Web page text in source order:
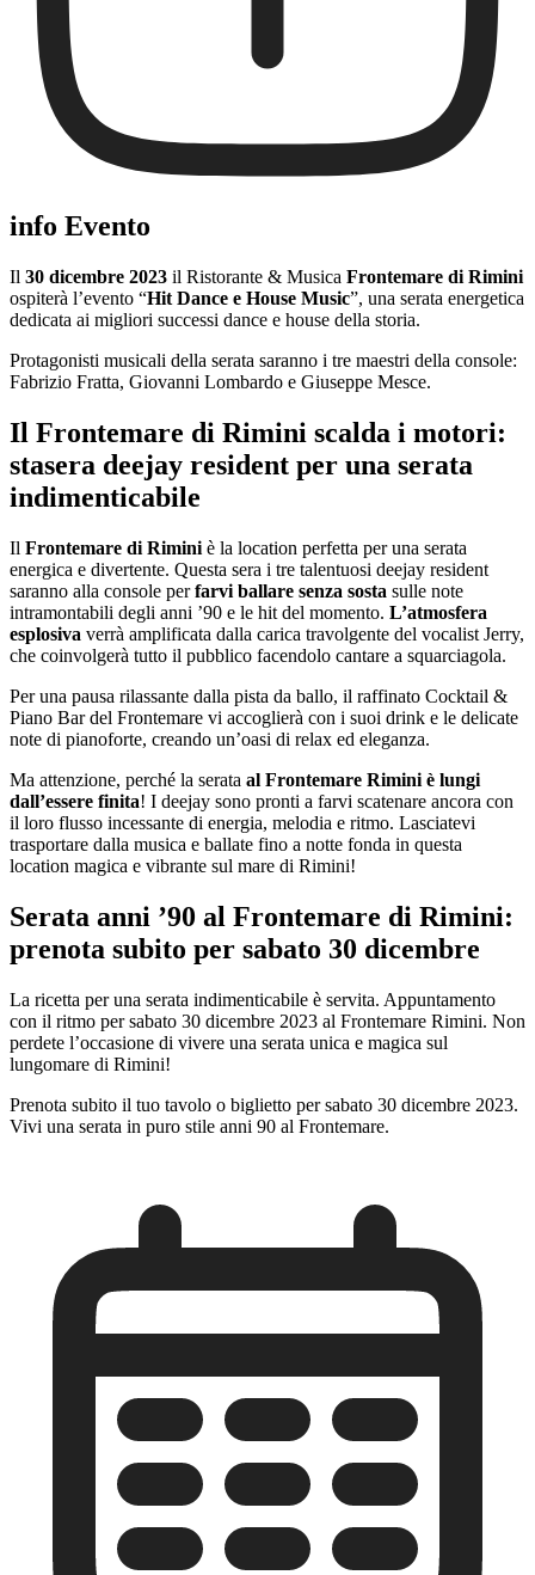
info Evento
Il 30 dicembre 2023 il Ristorante & Musica Frontemare di Rimini
ospiterà l’evento “Hit Dance e House Music”, una serata energetica
dedicata ai migliori successi dance e house della storia.
Protagonisti musicali della serata saranno i tre maestri della console:
Fabrizio Fratta, Giovanni Lombardo e Giuseppe Mesce.
Il Frontemare di Rimini scalda i motori:
stasera deejay resident per una serata
indimenticabile
Il Frontemare di Rimini è la location perfetta per una serata
energica e divertente. Questa sera i tre talentuosi deejay resident
saranno alla console perfarvi ballare senza sosta sulle note
intramontabili degli anni ’90 e le hit del momento. L’atmosfera
esplosiva verrà amplificata dalla carica travolgente del vocalist Jerry,
che coinvolgerà tutto il pubblico facendolo cantare a squarciagola.
Per una pausa rilassante dalla pista da ballo, il raffinato Cocktail &
Piano Bar del Frontemare vi accoglierà con i suoi drink e le delicate
note di pianoforte, creando un’oasi di relax ed eleganza.
Ma attenzione, perché la serata al Frontemare Rimini è lungi
dall’essere finita! I deejay sono pronti a farvi scatenare ancora con
il loro flusso incessante di energia, melodia e ritmo. Lasciatevi
trasportare dalla musica e ballate fino a notte fonda in questa
location magica e vibrante sul mare di Rimini!
Serata anni ’90 al Frontemare di Rimini:
prenota subito per sabato 30 dicembre
La ricetta per una serata indimenticabile è servita. Appuntamento
con il ritmo per sabato 30 dicembre 2023 al Frontemare Rimini. Non
perdete l’occasione di vivere una serata unica e magica sul
lungomare di Rimini!
Prenota subito il tuo tavolo o biglietto per sabato 30 dicembre 2023.
Vivi una serata in puro stile anni 90 al Frontemare.